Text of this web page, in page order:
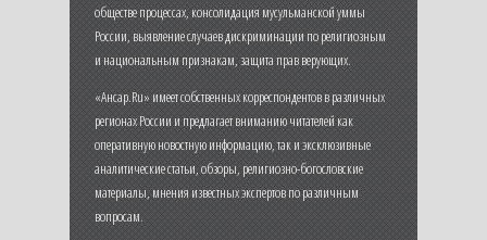
обществе процессах, консолидация мусульманской уммы
России, выявление случаев дискриминации по религиозным
и национальным признакам, защита прав верующих.
«Ансар.Ru» имеет собственных корреспондентов в различных
регионах России и предлагает вниманию читателей как
оперативную новостную информацию, так и эксклюзивные
аналитические статьи, обзоры, религиозно-богословские
материалы, мнения известных экспертов по различным
вопросам.